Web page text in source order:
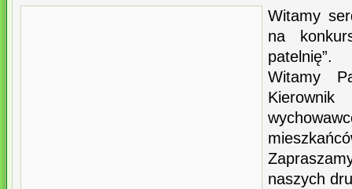
Witamy
na
patelnię”.
Witamy
naszych